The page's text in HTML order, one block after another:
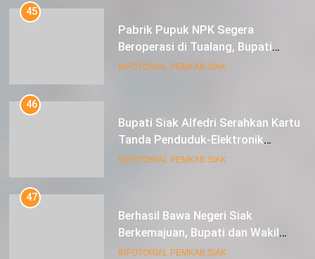
45
Pabrik Pupuk NPK Segera
Beroperasi di Tualang, Bupati
Alfedri Investasi ini Tingkatkan
INFOTORIAL PEMKAB SIAK
46
Bupati Siak Alfedri Serahkan Kartu
Tanda Penduduk-Elektronik
Kepada Pelajar SMK 1 Koto Gasib
INFOTORIAL PEMKAB SIAK
47
Berhasil Bawa Negeri Siak
Berkemajuan, Bupati dan Wakil
Bupati Siak Terima Gelar Adat
INFOTORIAL PEMKAB SIAK